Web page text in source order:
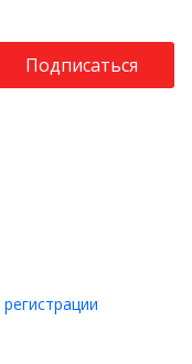
Подписаться
регистрации